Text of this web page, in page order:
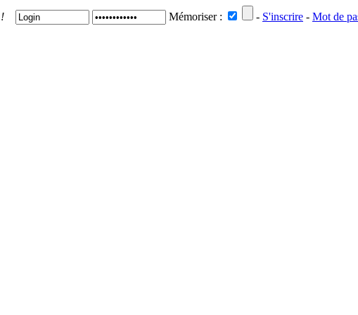
! Mémoriser : - S'inscrire - Mot de